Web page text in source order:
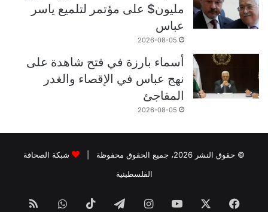
مليون$ على مؤتمر لتلميع ياسر
عباس
2026-08-05
أسماء بارزة في فتح شاهدة على
نهج عباس في الإقصاء والغدر
المفاجئ
2026-08-05
© حقوق النشر 2026، جميع الحقوق محفوظة |
شبكة الصحافة
الفلسطينية
فيسبوك ‫YouTubeانستقرامتيلقرام ‫TikTokواتسابملخص